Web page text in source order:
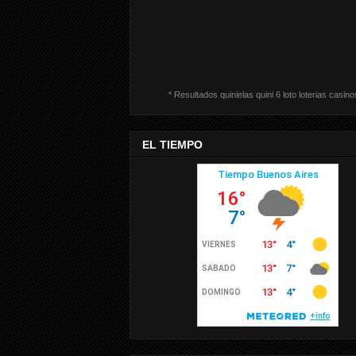
* Resultados quinielas quini 6 loto loterias
EL TIEMPO